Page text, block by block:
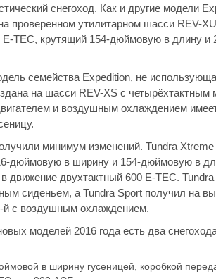
снегоход. Как и другие модели
проверенном утилитарном шасси REV-
E-TEC, крутящий 154-дюймовую в длину
семейства Expedition, не
на шасси REV-XS с четырёхтактным
и воздушным охлаждением
минимум изменений. Tundra
дюймовую в ширину и 154-дюймовую в
движение двухтактный 600 E-TEC.
сиденьем, а Tundra Sport получил на
й с воздушным охлаждением.
моделей 2016 года есть два
в ширину гусеницей, коробкой